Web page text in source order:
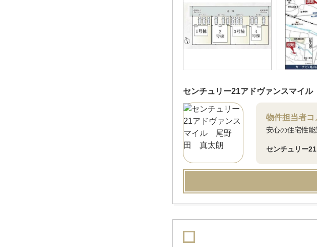
センチュリー21アドヴァンスマイル
物件担当者コ
安心の住宅性
センチュリー